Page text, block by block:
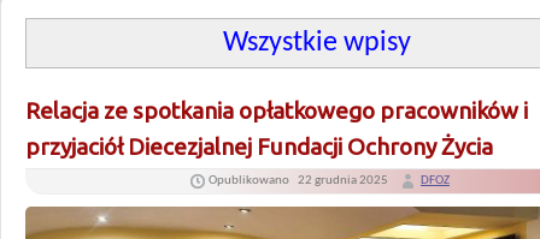
Wszystkie wpisy
Relacja ze spotkania opłatkowego pracowników i
przyjaciół Diecezjalnej Fundacji Ochrony Życia
Opublikowano 22 grudnia 2025 DFOZ